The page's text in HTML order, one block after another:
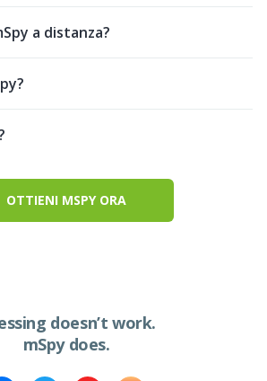
a distanza?
OTTIENI MSPY ORA
doesn’t work.
mSpy does.